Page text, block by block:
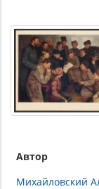
Автор
Михайловский